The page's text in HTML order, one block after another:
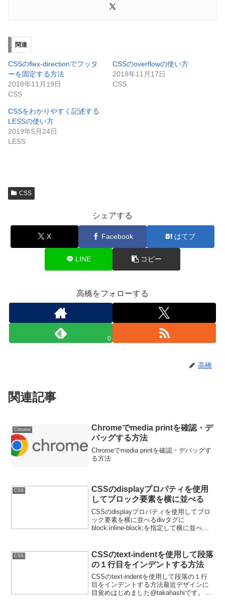
関連
CSSのflex-directionでフッタ
ーを固定する方法
2018年11月19日
CSS
CSSのoverflowの使い方
2018年11月17日
CSS
CSSをわかりやすく記述する
LESSの使い方
2019年5月24日
LESS
CSS
シェアする
X Facebook はてブ
LINE コピー
高橋をフォローする
0
高橋
関連記事
Chrome
Chromeでmedia printを確認・デ
バッグする方法
Chromeでmedia printを確認・デバッグす
る方法
CSS
CSSのdisplayプロパティを使用
してブロック要素を横に並べる
CSSのdisplayプロパティを使用してブロ
ック要素を横に並べるdivタグに
block:inline-block;を指定して横に並べて
CSS
CSSのtext-indentを使用して段落
の１行目をインデントする方法
CSSのtext-indentを使用して段落の１行
目をインデントする方法最近デザインに
目覚めはじめました@takahashiです。